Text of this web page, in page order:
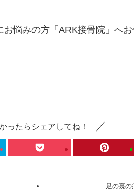
悩みの方「ARK接骨院」へお
ったらシェアしてね！
足の裏